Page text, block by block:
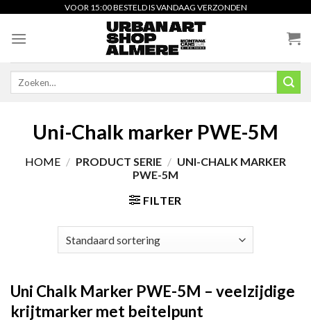
content
VOOR 15:00 BESTELD IS VANDAAG VERZONDEN
Uni-Chalk marker PWE-5M
HOME / PRODUCT SERIE / UNI-CHALK MARKER
PWE-5M
FILTER
Uni Chalk Marker PWE-5M – veelzijdige
krijtmarker met beitelpunt